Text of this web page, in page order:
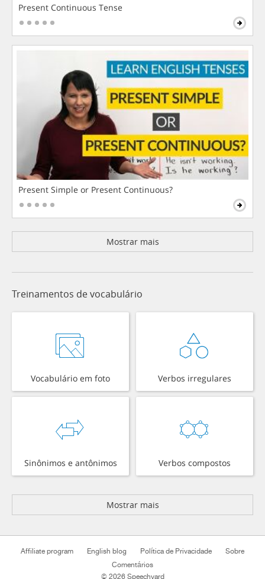
Present Continuous Tense
Present Simple or Present Continuous?
Mostrar mais
Treinamentos de vocabulário
Vocabulário em foto Verbos irregulares
Sinônimos e antônimos Verbos compostos
Mostrar mais
Affiliate program English blog Política de Privacidade
Sobre
Comentários
© 2026 Speechyard